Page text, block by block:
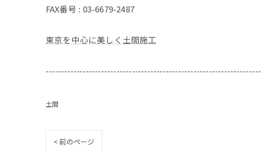
FAX番号 : 03-6679-2487
東京を中心に美しく土間施工
----------------------------------------------------------------------
土間
< 前のページ